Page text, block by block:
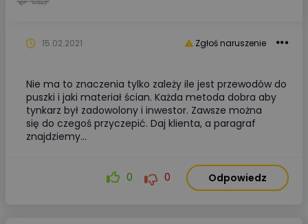
Zgłoś naruszenie
15.02.2021
Nie ma to znaczenia tylko zależy ile jest przewodów do
puszki i jaki materiał ścian. Każda metoda dobra aby
tynkarz był zadowolony i inwestor. Zawsze można
się do czegoś przyczepić. Daj klienta, a paragraf
znajdziemy...
0 0 Odpowiedz